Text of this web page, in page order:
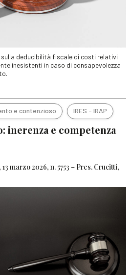
deducibilità fiscale di costi relativi
inesistenti in caso di consapevolezza
e contenzioso IRES - IRAP
inerenza e competenza
marzo 2026, n. 5753 – Pres. Crucitti,